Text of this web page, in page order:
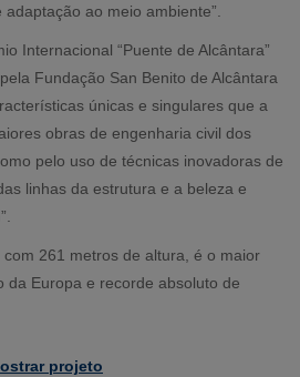
adaptação ao meio ambiente”.
Internacional “Puente de Alcântara”
Fundação San Benito de Alcântara
únicas e singulares que a
obras de engenharia civil dos
pelo uso de técnicas inovadoras de
linhas da estrutura e a beleza e
261 metros de altura, é o maior
da Europa e recorde absoluto de
projeto